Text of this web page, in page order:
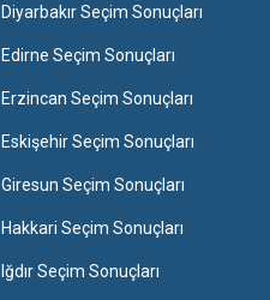
Diyarbakır Seçim Sonuçları
Edirne Seçim Sonuçları
Erzincan Seçim Sonuçları
Eskişehir Seçim Sonuçları
Giresun Seçim Sonuçları
Hakkari Seçim Sonuçları
Iğdır Seçim Sonuçları